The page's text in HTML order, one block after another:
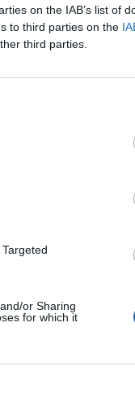
on the IAB’s list of
to third parties on the
third parties.
or Sharing
for which it
Me gusta
año, y eso es un
de euros, un 0
exclusivo!